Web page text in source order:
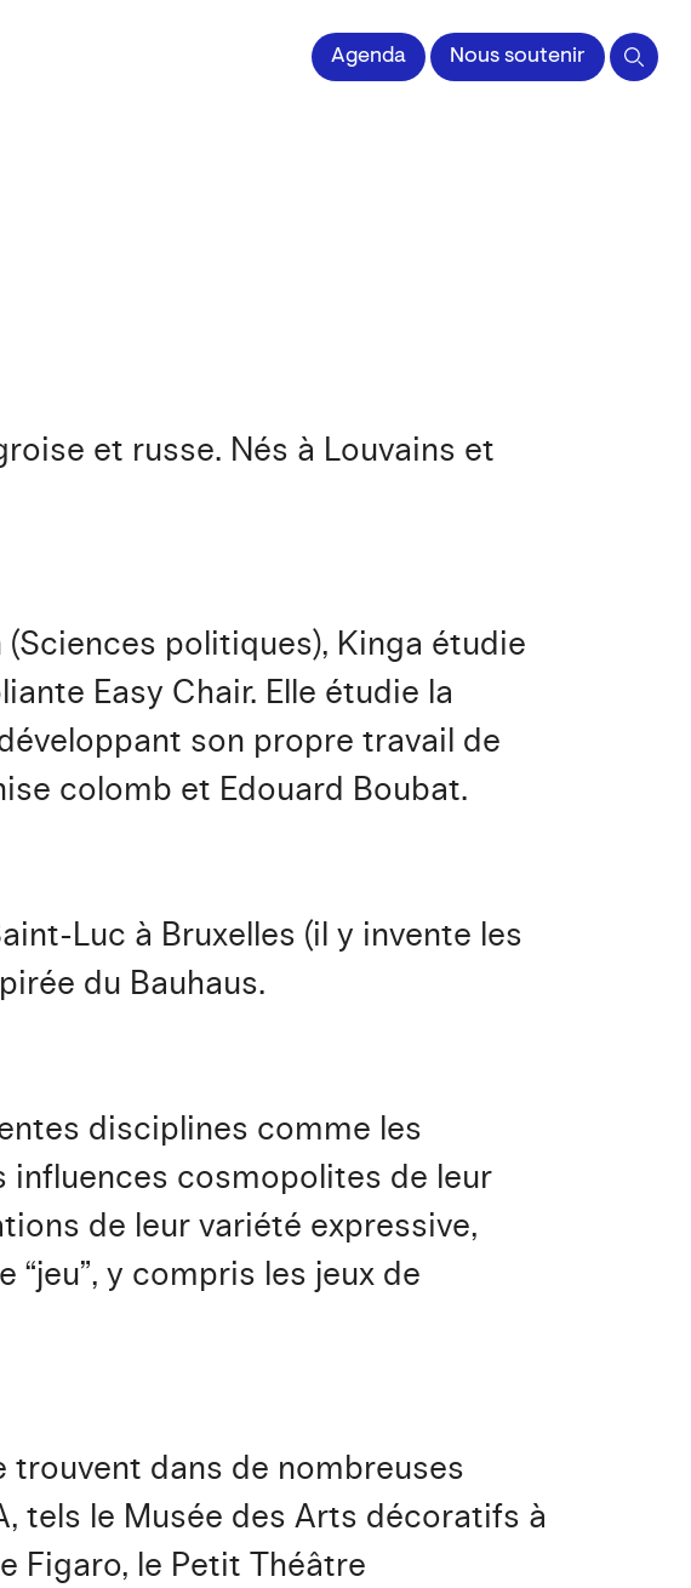
et de l'Image impriméeAgenda Nous soutenir
et russe. Nés à Louvains et
politiques), Kinga étudie
Easy Chair. Elle étudie la
son propre travail de
colomb et Edouard Boubat.
Luc à Bruxelles (il y invente les
du Bauhaus.
disciplines comme les
influences cosmopolites de leur
de leur variété expressive,
y compris les jeux de
trouvent dans de nombreuses
tels le Musée des Arts décoratifs à
Figaro, le Petit Théâtre